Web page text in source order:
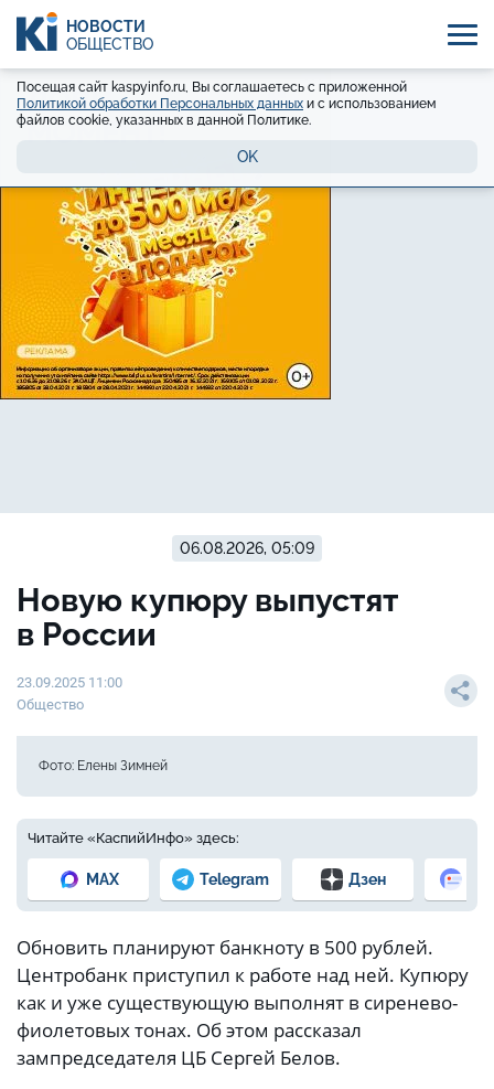
НОВОСТИ
ОБЩЕСТВО
Посещая сайт kaspyinfo.ru, Вы соглашаетесь с приложенной
Политикой обработки Персональных данных и с использованием
файлов cookie, указанных в данной Политике.
OK
06.08.2026, 05:09
Новую купюру выпустят
в России
23.09.2025 11:00
Общество
Фото: Елены Зимней
Читайте «КаспийИнфо» здесь:
MAX Telegram Дзен
Обновить планируют банкноту в 500 рублей.
Центробанк приступил к работе над ней. Купюру
как и уже существующую выполнят в сиренево-
фиолетовых тонах. Об этом рассказал
зампредседателя ЦБ Сергей Белов.